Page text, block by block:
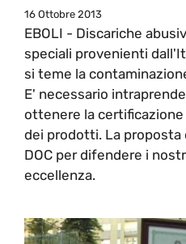
16 Ottobre 2013
EBOLI - Discariche
speciali provenienti
si teme la
E' necessario
ottenere la
dei prodotti. La proposta
DOC per difendere i
eccellenza.